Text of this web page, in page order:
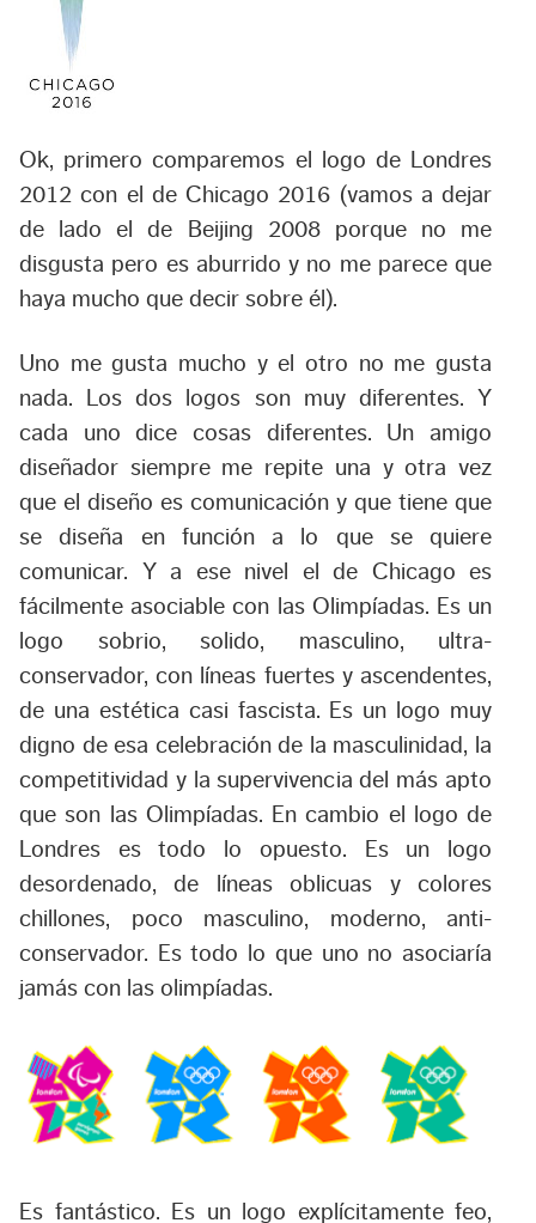
Ok, primero comparemos el logo de Londres
2012 con el de Chicago 2016 (vamos a dejar
de lado el de Beijing 2008 porque no me
disgusta pero es aburrido y no me parece que
haya mucho que decir sobre él).
Uno me gusta mucho y el otro no me gusta
nada. Los dos logos son muy diferentes. Y
cada uno dice cosas diferentes. Un amigo
diseñador siempre me repite una y otra vez
que el diseño es comunicación y que tiene que
se diseña en función a lo que se quiere
comunicar. Y a ese nivel el de Chicago es
fácilmente asociable con las Olimpíadas. Es un
logo sobrio, solido, masculino, ultra-
conservador, con líneas fuertes y ascendentes,
de una estética casi fascista. Es un logo muy
digno de esa celebración de la masculinidad, la
competitividad y la supervivencia del más apto
que son las Olimpíadas. En cambio el logo de
Londres es todo lo opuesto. Es un logo
desordenado, de líneas oblicuas y colores
chillones, poco masculino, moderno, anti-
conservador. Es todo lo que uno no asociaría
jamás con las olimpíadas.
Es fantástico. Es un logo explícitamente feo,